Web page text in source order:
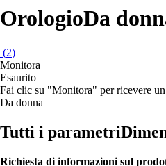
OrologioDa
(2)
Monitora
Esaurito
Fai clic su "Monitora" per ricevere
Da donna
Tutti i parametri
Richiesta di informazioni sul